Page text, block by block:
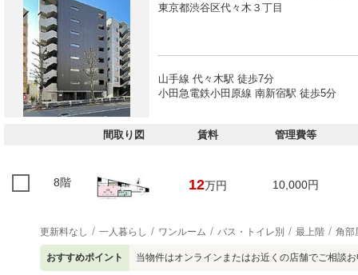
東京都渋谷区代々木３丁目
山手線 代々木駅 徒歩7分
小田急電鉄小田原線 南新宿駅 徒歩5分
間取り図 賃料 管理費等
8階 12万円 10,000円
更新料なし 一人暮らし ワンルーム バス・トイレ別 最上階 角部
おすすめポイント 当物件はオンラインまたはお近くの店舗でご相談